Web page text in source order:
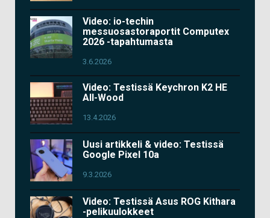
Video: io-techin
messuosastoraportit Computex
2026 -tapahtumasta
3.6.2026
Video: Testissä Keychron K2 HE
All-Wood
13.4.2026
Uusi artikkeli & video: Testissä
Google Pixel 10a
9.3.2026
Video: Testissä Asus ROG Kithara
-pelikuulokkeet